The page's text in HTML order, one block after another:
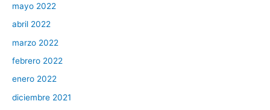
mayo 2022
abril 2022
marzo 2022
febrero 2022
enero 2022
diciembre 2021